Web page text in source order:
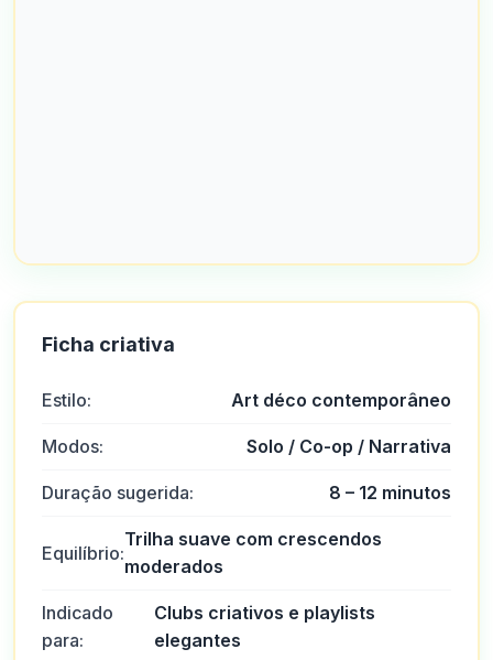
Ficha criativa
Estilo: Art déco contemporâneo
Modos: Solo / Co-op / Narrativa
Duração sugerida: 8 – 12 minutos
Equilíbrio:
Trilha suave com crescendos
moderados
Indicado
para:
Clubs criativos e playlists
elegantes